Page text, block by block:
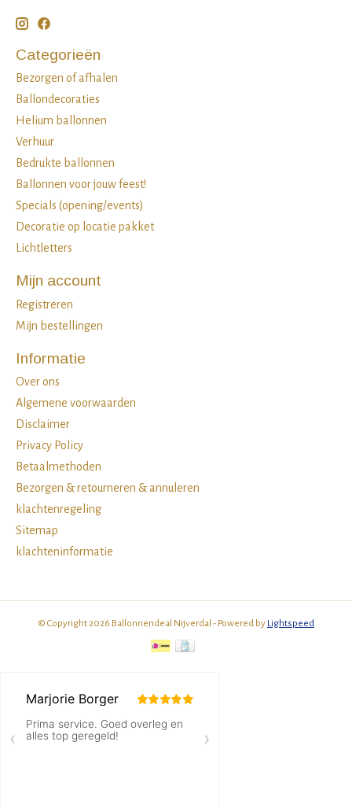
Categorieën
Bezorgen of afhalen
Ballondecoraties
Helium ballonnen
Verhuur
Bedrukte ballonnen
Ballonnen voor jouw feest!
Specials (opening/events)
Decoratie op locatie pakket
Lichtletters
Mijn account
Registreren
Mijn bestellingen
Informatie
Over ons
Algemene voorwaarden
Disclaimer
Privacy Policy
Betaalmethoden
Bezorgen & retourneren & annuleren
klachtenregeling
Sitemap
klachteninformatie
© Copyright 2026 Ballonnendeal Nijverdal - Powered by Lightspeed